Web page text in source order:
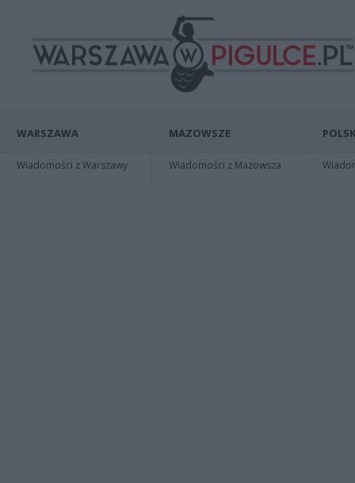
WARSZAWA
Wiadomości z Warszawy
MAZOWSZE
Wiadomości z Mazowsza